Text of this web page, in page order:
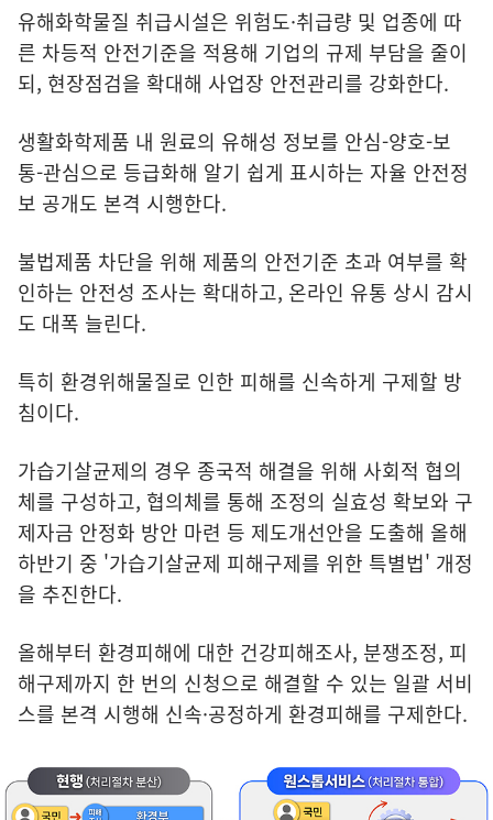
유해화학물질 취급시설은 위험도·취급량 및 업종에 따
른 차등적 안전기준을 적용해 기업의 규제 부담을 줄이
되, 현장점검을 확대해 사업장 안전관리를 강화한다.
생활화학제품 내 원료의 유해성 정보를 안심-양호-보
통-관심으로 등급화해 알기 쉽게 표시하는 자율 안전정
보 공개도 본격 시행한다.
불법제품 차단을 위해 제품의 안전기준 초과 여부를 확
인하는 안전성 조사는 확대하고, 온라인 유통 상시 감시
도 대폭 늘린다.
특히 환경위해물질로 인한 피해를 신속하게 구제할 방
침이다.
가습기살균제의 경우 종국적 해결을 위해 사회적 협의
체를 구성하고, 협의체를 통해 조정의 실효성 확보와 구
제자금 안정화 방안 마련 등 제도개선안을 도출해 올해
하반기 중 '가습기살균제 피해구제를 위한 특별법' 개정
을 추진한다.
올해부터 환경피해에 대한 건강피해조사, 분쟁조정, 피
해구제까지 한 번의 신청으로 해결할 수 있는 일괄 서비
스를 본격 시행해 신속·공정하게 환경피해를 구제한다.